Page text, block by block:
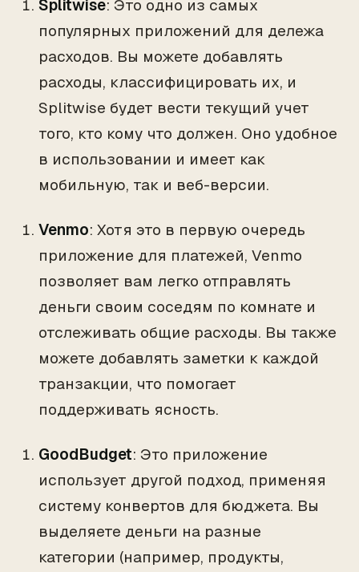
Splitwise: Это одно из самых
популярных приложений для дележа
расходов. Вы можете добавлять
расходы, классифицировать их, и
Splitwise будет вести текущий учет
того, кто кому что должен. Оно удобное
в использовании и имеет как
мобильную, так и веб-версии.
Venmo: Хотя это в первую очередь
приложение для платежей, Venmo
позволяет вам легко отправлять
деньги своим соседям по комнате и
отслеживать общие расходы. Вы также
можете добавлять заметки к каждой
транзакции, что помогает
поддерживать ясность.
GoodBudget: Это приложение
использует другой подход, применяя
систему конвертов для бюджета. Вы
выделяете деньги на разные
категории (например, продукты,